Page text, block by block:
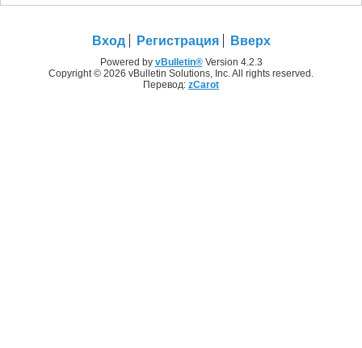
Вход Регистрация Вверх
Powered by vBulletin®Version 4.2.3
Copyright © 2026 vBulletin Solutions, Inc. All rights reserved.
Перевод: zCarot